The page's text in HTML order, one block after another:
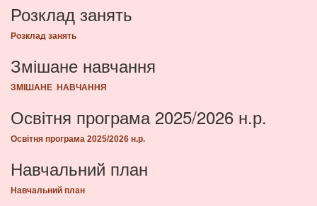
Розклад занять
Розклад занять
Змішане навчання
ЗМІШАНЕ НАВЧАННЯ
Освітня програма 2025/2026 н.р.
Освітня програма 2025/2026 н.р.
Навчальний план
Навчальний план